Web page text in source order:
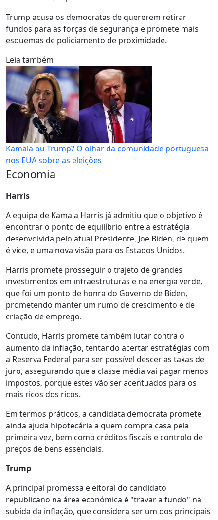
Trump acusa os democratas de quererem retirar
fundos para as forças de segurança e promete mais
esquemas de policiamento de proximidade.
Leia também
Kamala ou Trump? O olhar da comunidade portuguesa
nos EUA sobre as eleições
Economia
Harris
A equipa de Kamala Harris já admitiu que o objetivo é
encontrar o ponto de equilíbrio entre a estratégia
desenvolvida pelo atual Presidente, Joe Biden, de quem
é vice, e uma nova visão para os Estados Unidos.
Harris promete prosseguir o trajeto de grandes
investimentos em infraestruturas e na energia verde,
que foi um ponto de honra do Governo de Biden,
prometendo manter um rumo de crescimento e de
criação de emprego.
Contudo, Harris promete também lutar contra o
aumento da inflação, tentando acertar estratégias com
a Reserva Federal para ser possível descer as taxas de
juro, assegurando que a classe média vai pagar menos
impostos, porque estes vão ser acentuados para os
mais ricos dos ricos.
Em termos práticos, a candidata democrata promete
ainda ajuda hipotecária a quem compra casa pela
primeira vez, bem como créditos fiscais e controlo de
preços de bens essenciais.
Trump
A principal promessa eleitoral do candidato
republicano na área económica é "travar a fundo" na
subida da inflação, que considera ser um dos principais